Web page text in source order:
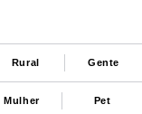
Rural Gente
Mulher Pet